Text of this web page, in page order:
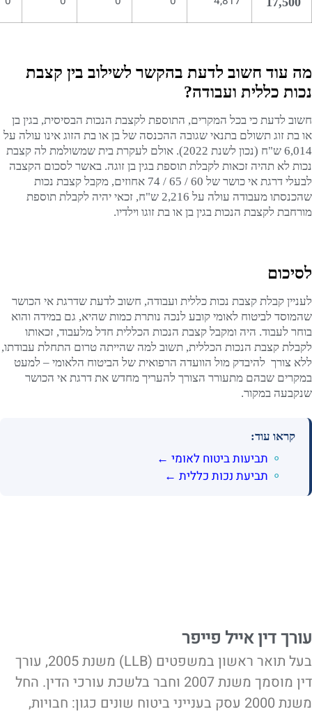
מה עוד חשוב לדעת בהקשר לשילוב בין קצבת
נכות כללית ועבודה?
חשוב לדעת כי בכל המקרים, התוספת לקצבת הנכות הבסיסית, בגין בן
או בת זוג תשולם בתנאי שגובה ההכנסה של בן או בת הזוג אינו עולה על
6,014 ש"ח (נכון לשנת 2022). אולם לעקרת בית שמשולמת לה קצבת
נכות לא תהיה זכאות לקבלת תוספת בגין בן זוגה. באשר לסכום הקצבה
לבעלי דרגת אי כושר של 60 / 65 / 74 אחוזים, מקבל קצבת נכות
שהכנסתו מעבודה עולה על 2,216 ש"ח, זכאי יהיה לקבלת תוספת
מורחבת לקצבת הנכות בגין בן או בת זוגו וילדיו.
לסיכום
לעניין קבלת קצבת נכות כללית ועבודה, חשוב לדעת שדרגת אי הכושר
שהמוסד לביטוח לאומי קובע לנכה נותרת כמות שהיא, גם במידה והוא
בוחר לעבוד. היה ומקבל קצבת הנכות הכללית חדל מלעבוד, זכאותו
לקבלת קצבת הנכות הכללית, תשוב למה שהייתה טרום התחלת עבודתו,
ללא צורך להיבדק מול הוועדה הרפואית של הביטוח הלאומי – למעט
במקרים שבהם מתעורר הצורך להעריך מחדש את דרגת אי הכושר
שנקבעה במקור.
קראו עוד:
תביעות ביטוח לאומי ←
תביעת נכות כללית ←
עורך דין אייל פייפר
בעל תואר ראשון במשפטים (LLB) משנת 2005, עורך
דין מוסמך משנת 2007 וחבר בלשכת עורכי הדין. החל
משנת 2000 עסק בענייני ביטוח שונים כגון: חבויות,